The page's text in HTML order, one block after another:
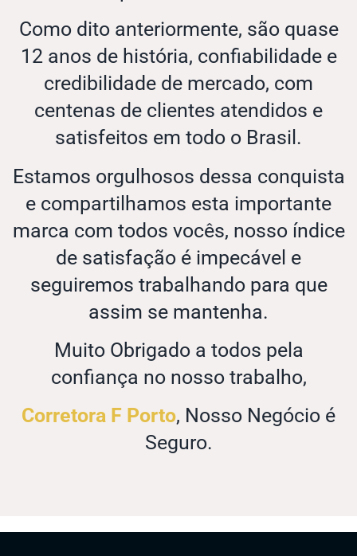
Como dito anteriormente, são quase
12 anos de história, confiabilidade e
credibilidade de mercado, com
centenas de clientes atendidos e
satisfeitos em todo o Brasil.
Estamos orgulhosos dessa conquista
e compartilhamos esta importante
marca com todos vocês, nosso índice
de satisfação é impecável e
seguiremos trabalhando para que
assim se mantenha.
Muito Obrigado a todos pela
confiança no nosso trabalho,
Corretora F Porto, Nosso Negócio é
Seguro.